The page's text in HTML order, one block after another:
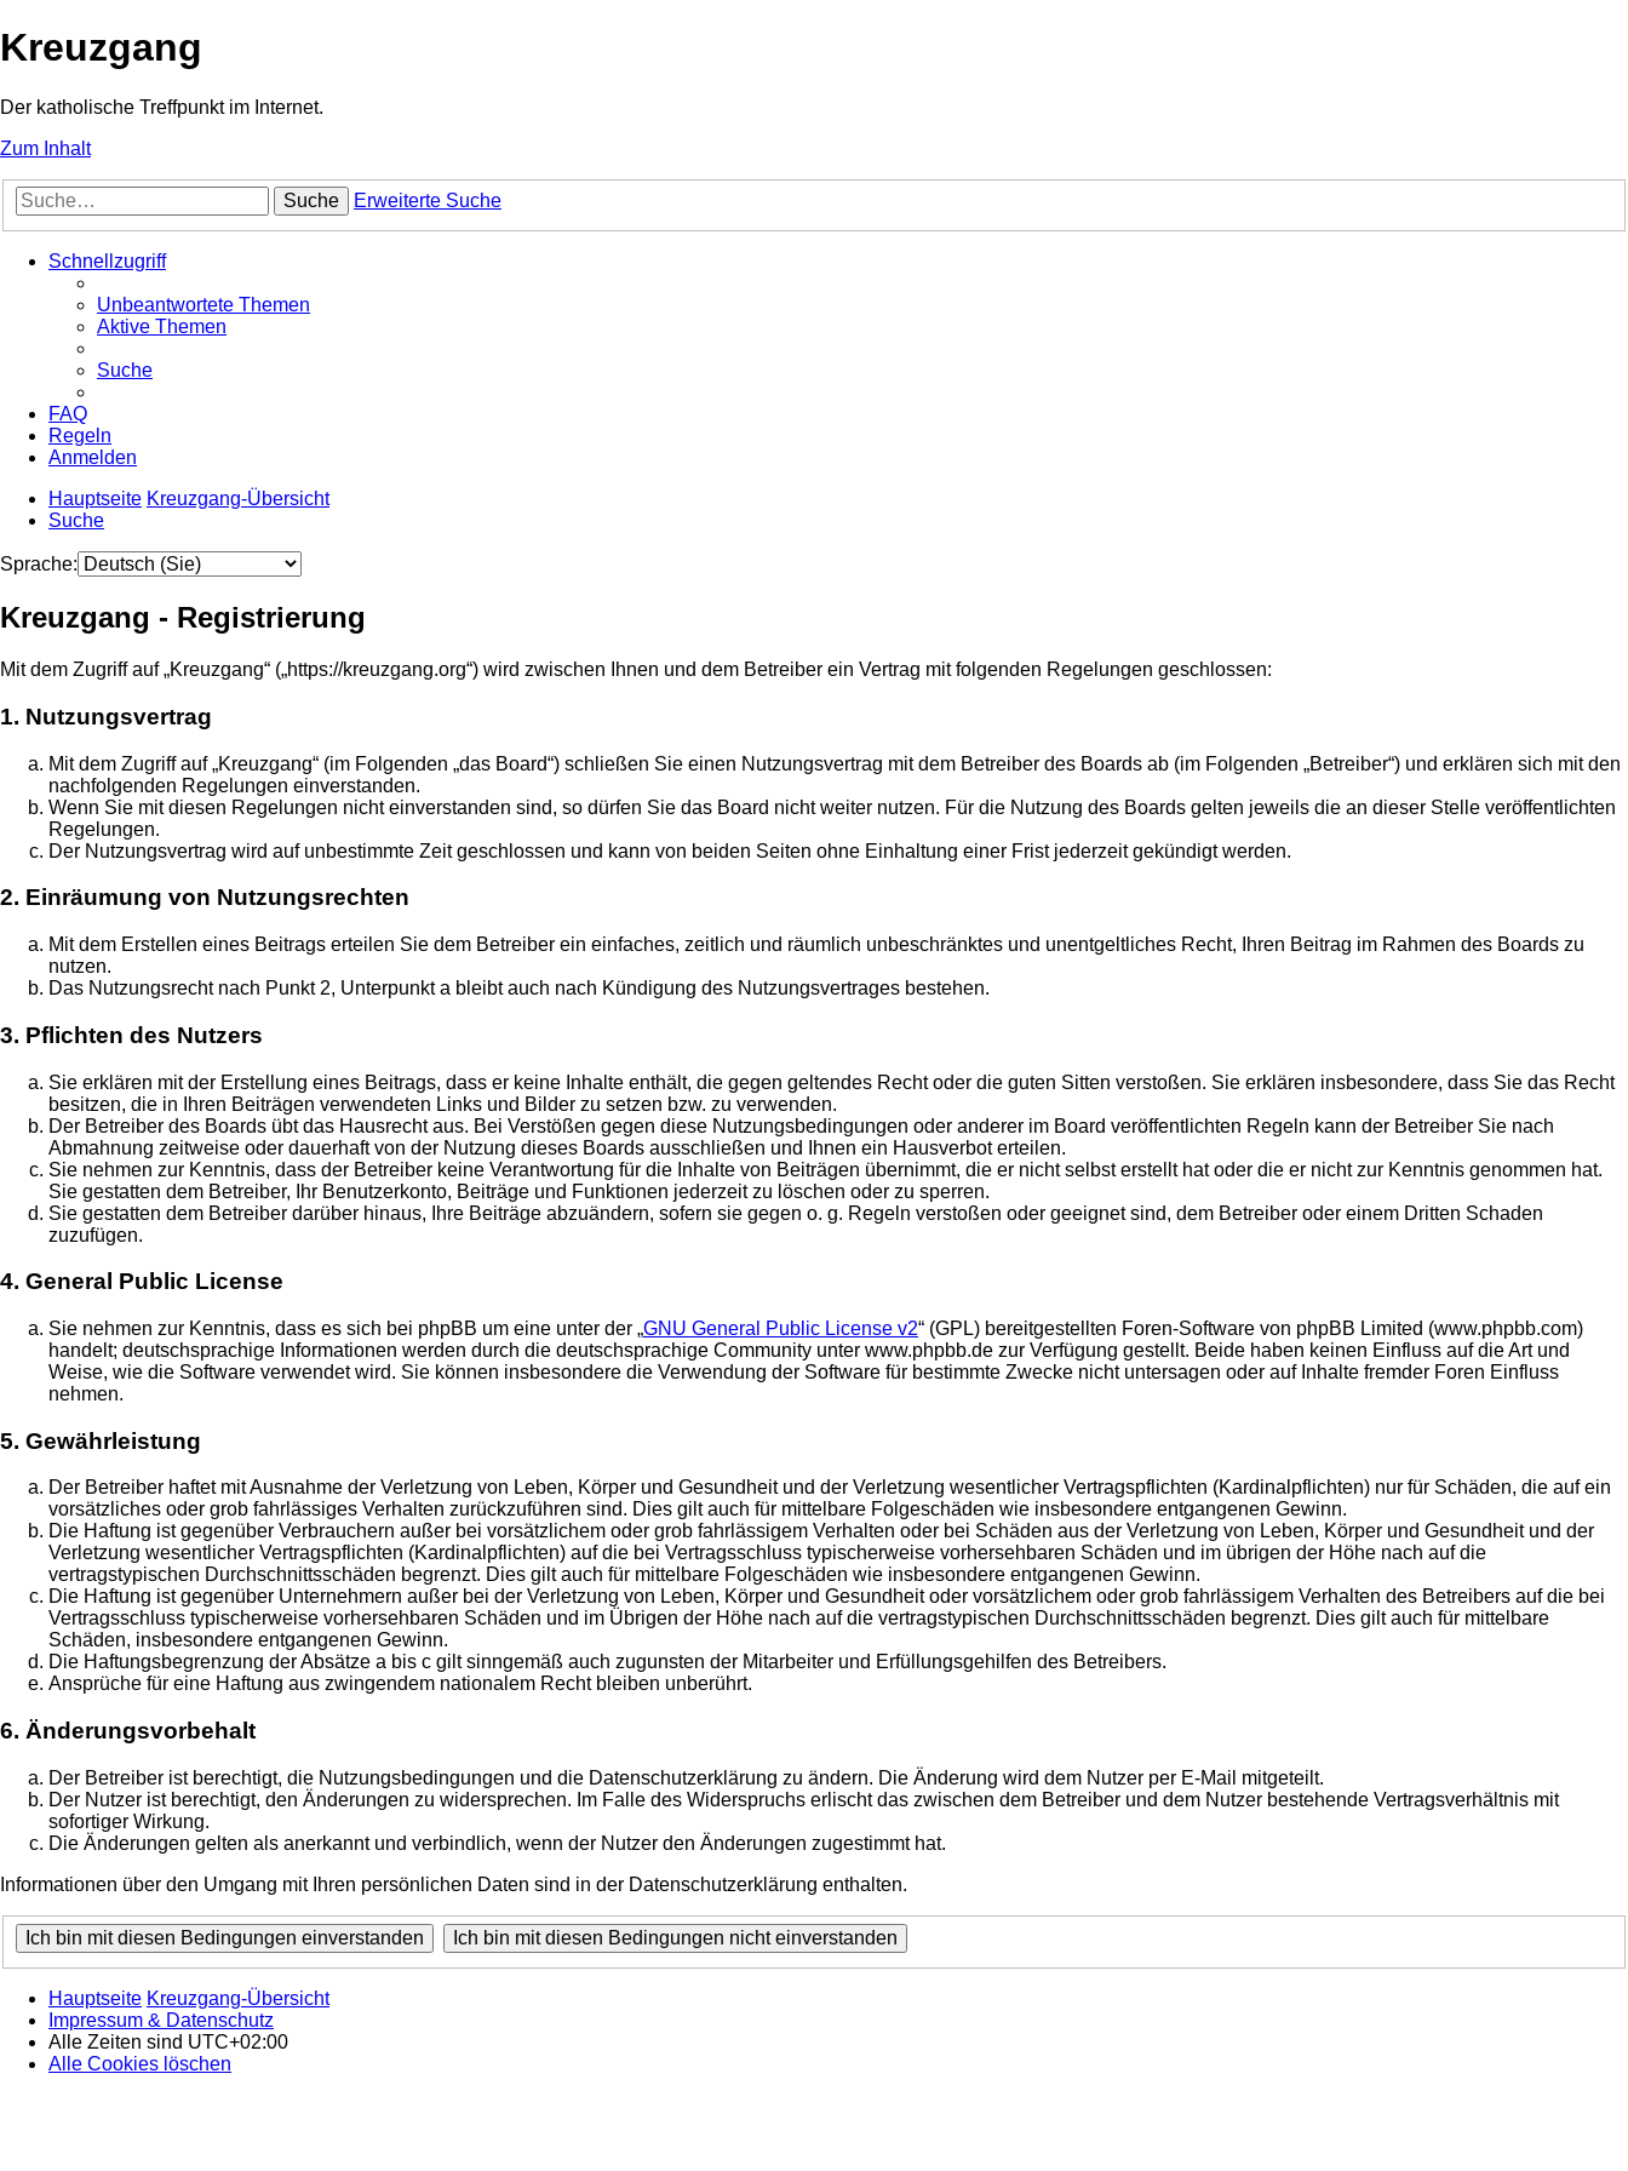
Kreuzgang
Der katholische Treffpunkt im Internet.
Zum Inhalt
Suche Erweiterte Suche
Schnellzugriff
Unbeantwortete Themen
Aktive Themen
Suche
FAQ
Regeln
Anmelden
Hauptseite Kreuzgang-Übersicht
Suche
Sprache:
Kreuzgang - Registrierung
Mit dem Zugriff auf „Kreuzgang“ („https://kreuzgang.org“) wird zwischen Ihnen und dem Betreiber ein Vertrag mit folgenden Regelungen geschlossen:
1. Nutzungsvertrag
Mit dem Zugriff auf „Kreuzgang“ (im Folgenden „das Board“) schließen Sie einen Nutzungsvertrag mit dem Betreiber des Boards ab (im Folgenden „Betreiber“) und erklären sich mit den
nachfolgenden Regelungen einverstanden.
Wenn Sie mit diesen Regelungen nicht einverstanden sind, so dürfen Sie das Board nicht weiter nutzen. Für die Nutzung des Boards gelten jeweils die an dieser Stelle veröffentlichten
Regelungen.
Der Nutzungsvertrag wird auf unbestimmte Zeit geschlossen und kann von beiden Seiten ohne Einhaltung einer Frist jederzeit gekündigt werden.
2. Einräumung von Nutzungsrechten
Mit dem Erstellen eines Beitrags erteilen Sie dem Betreiber ein einfaches, zeitlich und räumlich unbeschränktes und unentgeltliches Recht, Ihren Beitrag im Rahmen des Boards zu
nutzen.
Das Nutzungsrecht nach Punkt 2, Unterpunkt a bleibt auch nach Kündigung des Nutzungsvertrages bestehen.
3. Pflichten des Nutzers
Sie erklären mit der Erstellung eines Beitrags, dass er keine Inhalte enthält, die gegen geltendes Recht oder die guten Sitten verstoßen. Sie erklären insbesondere, dass Sie das Recht
besitzen, die in Ihren Beiträgen verwendeten Links und Bilder zu setzen bzw. zu verwenden.
Der Betreiber des Boards übt das Hausrecht aus. Bei Verstößen gegen diese Nutzungsbedingungen oder anderer im Board veröffentlichten Regeln kann der Betreiber Sie nach
Abmahnung zeitweise oder dauerhaft von der Nutzung dieses Boards ausschließen und Ihnen ein Hausverbot erteilen.
Sie nehmen zur Kenntnis, dass der Betreiber keine Verantwortung für die Inhalte von Beiträgen übernimmt, die er nicht selbst erstellt hat oder die er nicht zur Kenntnis genommen hat.
Sie gestatten dem Betreiber, Ihr Benutzerkonto, Beiträge und Funktionen jederzeit zu löschen oder zu sperren.
Sie gestatten dem Betreiber darüber hinaus, Ihre Beiträge abzuändern, sofern sie gegen o. g. Regeln verstoßen oder geeignet sind, dem Betreiber oder einem Dritten Schaden
zuzufügen.
4. General Public License
Sie nehmen zur Kenntnis, dass es sich bei phpBB um eine unter der „GNU General Public License v2“ (GPL) bereitgestellten Foren-Software von phpBB Limited (www.phpbb.com)
handelt; deutschsprachige Informationen werden durch die deutschsprachige Community unter www.phpbb.de zur Verfügung gestellt. Beide haben keinen Einfluss auf die Art und
Weise, wie die Software verwendet wird. Sie können insbesondere die Verwendung der Software für bestimmte Zwecke nicht untersagen oder auf Inhalte fremder Foren Einfluss
nehmen.
5. Gewährleistung
Der Betreiber haftet mit Ausnahme der Verletzung von Leben, Körper und Gesundheit und der Verletzung wesentlicher Vertragspflichten (Kardinalpflichten) nur für Schäden, die auf ein
vorsätzliches oder grob fahrlässiges Verhalten zurückzuführen sind. Dies gilt auch für mittelbare Folgeschäden wie insbesondere entgangenen Gewinn.
Die Haftung ist gegenüber Verbrauchern außer bei vorsätzlichem oder grob fahrlässigem Verhalten oder bei Schäden aus der Verletzung von Leben, Körper und Gesundheit und der
Verletzung wesentlicher Vertragspflichten (Kardinalpflichten) auf die bei Vertragsschluss typischerweise vorhersehbaren Schäden und im übrigen der Höhe nach auf die
vertragstypischen Durchschnittsschäden begrenzt. Dies gilt auch für mittelbare Folgeschäden wie insbesondere entgangenen Gewinn.
Die Haftung ist gegenüber Unternehmern außer bei der Verletzung von Leben, Körper und Gesundheit oder vorsätzlichem oder grob fahrlässigem Verhalten des Betreibers auf die bei
Vertragsschluss typischerweise vorhersehbaren Schäden und im Übrigen der Höhe nach auf die vertragstypischen Durchschnittsschäden begrenzt. Dies gilt auch für mittelbare
Schäden, insbesondere entgangenen Gewinn.
Die Haftungsbegrenzung der Absätze a bis c gilt sinngemäß auch zugunsten der Mitarbeiter und Erfüllungsgehilfen des Betreibers.
Ansprüche für eine Haftung aus zwingendem nationalem Recht bleiben unberührt.
6. Änderungsvorbehalt
Der Betreiber ist berechtigt, die Nutzungsbedingungen und die Datenschutzerklärung zu ändern. Die Änderung wird dem Nutzer per E-Mail mitgeteilt.
Der Nutzer ist berechtigt, den Änderungen zu widersprechen. Im Falle des Widerspruchs erlischt das zwischen dem Betreiber und dem Nutzer bestehende Vertragsverhältnis mit
sofortiger Wirkung.
Die Änderungen gelten als anerkannt und verbindlich, wenn der Nutzer den Änderungen zugestimmt hat.
Informationen über den Umgang mit Ihren persönlichen Daten sind in der Datenschutzerklärung enthalten.
Hauptseite Kreuzgang-Übersicht
Impressum & Datenschutz
Alle Zeiten sind UTC+02:00
Alle Cookies löschen